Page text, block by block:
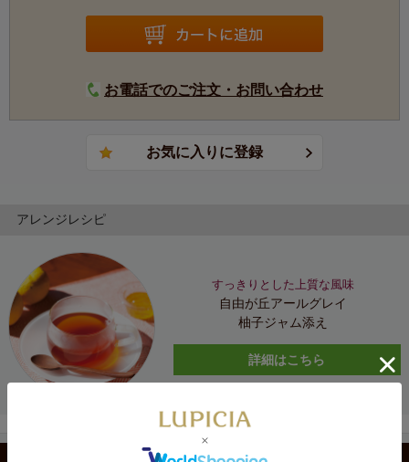
お電話でのご注文・お問い合わせ
アレンジレシピ
すっきりとした上質な風味
自由が丘アールグレイ
柚子ジャム添え
詳細はこちら